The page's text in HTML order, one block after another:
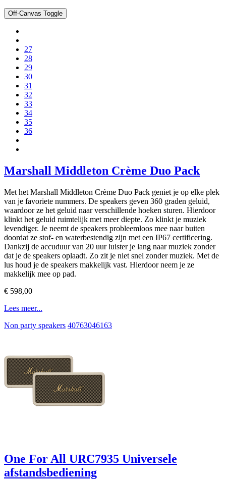
Off-Canvas Toggle
27
28
29
30
31
32
33
34
35
36
Marshall Middleton Crème Duo Pack
Met het Marshall Middleton Crème Duo Pack geniet je op elke plek
van je favoriete nummers. De speakers geven 360 graden geluid,
waardoor ze het geluid naar verschillende hoeken sturen. Hierdoor
klinkt het geluid ruimtelijk met meer diepte. Zo klinkt je muziek
levendiger. Je neemt de speakers probleemloos mee naar buiten
doordat ze stof- en waterbestendig zijn met een IP67 certificering.
Dankzij de accuduur van 20 uur luister je lang naar muziek zonder
dat je de speakers oplaadt. Zo zit je niet snel zonder muziek. Met de
lus houd je de speakers makkelijk vast. Hierdoor neem je ze
makkelijk mee op pad.
€ 598,00
Lees meer...
Non party speakers 40763046163
One For All URC7935 Universele
afstandsbediening